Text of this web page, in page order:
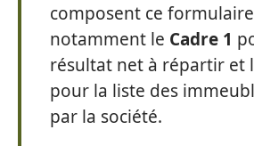
composent ce
notamment le Cadre 1
résultat net à répartir et
pour la liste des
par la société.